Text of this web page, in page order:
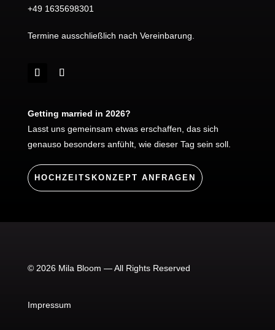
+49 1635698301
Termine ausschließlich nach Vereinbarung.
Getting married in 2026?
Lasst uns gemeinsam etwas erschaffen, das sich
genauso besonders anfühlt, wie dieser Tag sein soll.
HOCHZEITSKONZEPT ANFRAGEN
© 2026 Mila Bloom — All Rights Reserved
Impressum